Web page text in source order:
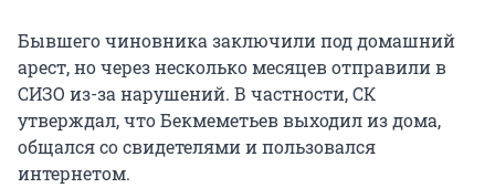
Бывшего чиновника заключили под домашний
арест, но через несколько месяцев отправили в
СИЗО из-за нарушений. В частности, СК
утверждал, что Бекмеметьев выходил из дома,
общался со свидетелями и пользовался
интернетом.